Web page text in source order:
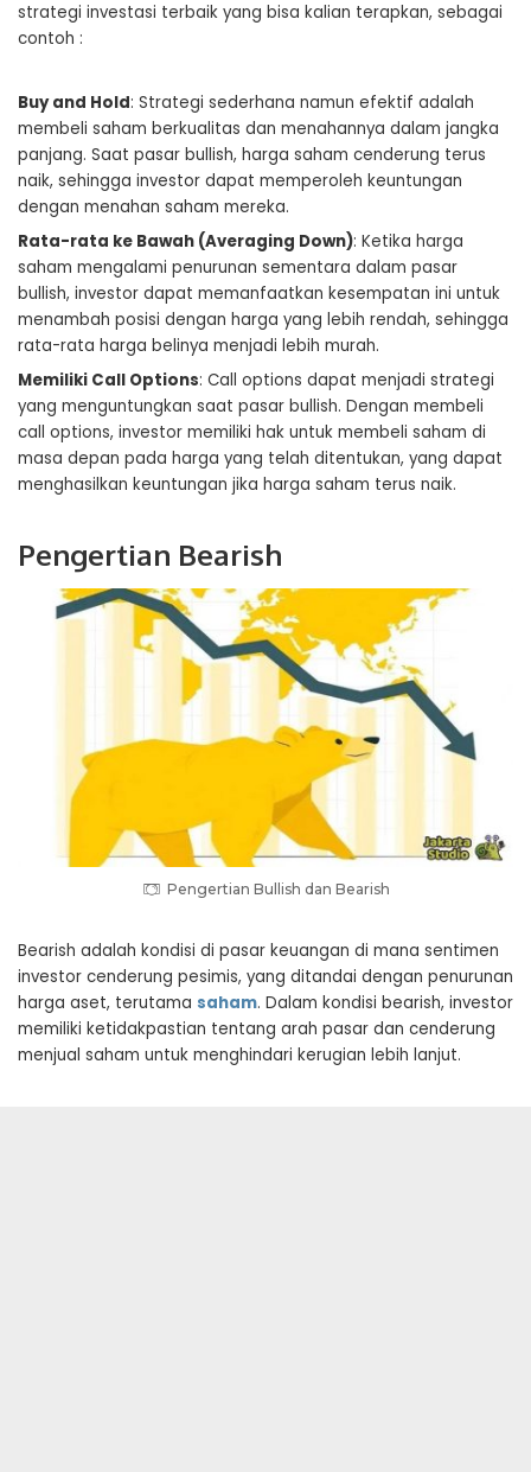
strategi investasi terbaik yang bisa kalian terapkan, sebagai
contoh :
Buy and Hold: Strategi sederhana namun efektif adalah
membeli saham berkualitas dan menahannya dalam jangka
panjang. Saat pasar bullish, harga saham cenderung terus
naik, sehingga investor dapat memperoleh keuntungan
dengan menahan saham mereka.
Rata-rata ke Bawah (Averaging Down): Ketika harga
saham mengalami penurunan sementara dalam pasar
bullish, investor dapat memanfaatkan kesempatan ini untuk
menambah posisi dengan harga yang lebih rendah, sehingga
rata-rata harga belinya menjadi lebih murah.
Memiliki Call Options: Call options dapat menjadi strategi
yang menguntungkan saat pasar bullish. Dengan membeli
call options, investor memiliki hak untuk membeli saham di
masa depan pada harga yang telah ditentukan, yang dapat
menghasilkan keuntungan jika harga saham terus naik.
Pengertian Bearish
Pengertian Bullish dan Bearish
Bearish adalah kondisi di pasar keuangan di mana sentimen
investor cenderung pesimis, yang ditandai dengan penurunan
harga aset, terutama saham. Dalam kondisi bearish, investor
memiliki ketidakpastian tentang arah pasar dan cenderung
menjual saham untuk menghindari kerugian lebih lanjut.